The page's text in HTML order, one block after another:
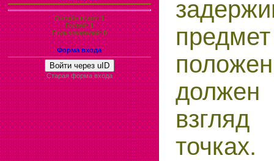
Онлайн всего:1
Гостей:1
Пользователей:0
Форма входа
Войти через uID
Старая форма входа
должен
точках.